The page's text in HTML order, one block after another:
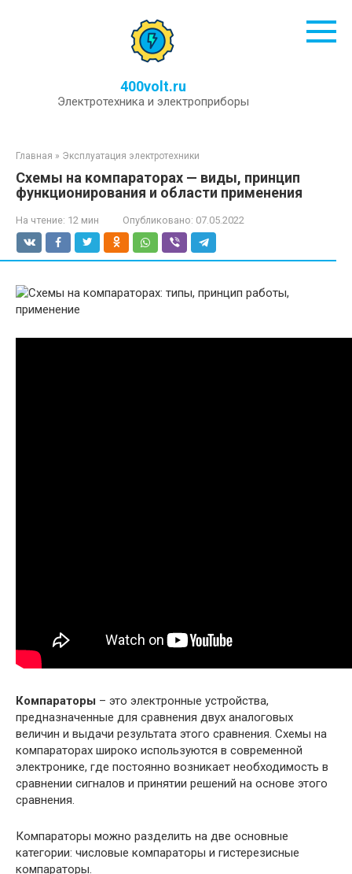
400volt.ru
Электротехника и электроприборы
Главная » Эксплуатация электротехники
Схемы на компараторах — виды, принцип
функционирования и области применения
На чтение: 12 мин Опубликовано: 07.05.2022
Компараторы – это электронные устройства,
предназначенные для сравнения двух аналоговых
величин и выдачи результата этого сравнения. Схемы на
компараторах широко используются в современной
электронике, где постоянно возникает необходимость в
сравнении сигналов и принятии решений на основе этого
сравнения.
Компараторы можно разделить на две основные
категории: числовые компараторы и гистерезисные
компараторы.